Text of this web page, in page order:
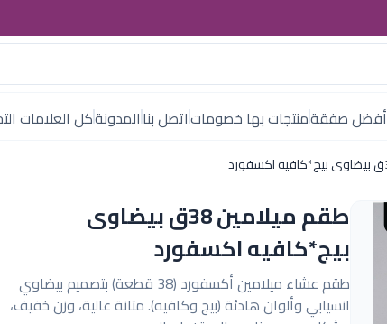
أفضل صفقةمنتجات بها خصوماتاتصل بناالمدونةكل العلامات
طقم ميلامين 38ق بيضاوى
بيج*كافيه اكسفورد
طقم عشاء ميلامين أكسفورد (38 قطعة) بتصميم بيضاوي
انسيابي وألوان هادئة (بيج وكافيه). متانة عالية، وزن خفيف،